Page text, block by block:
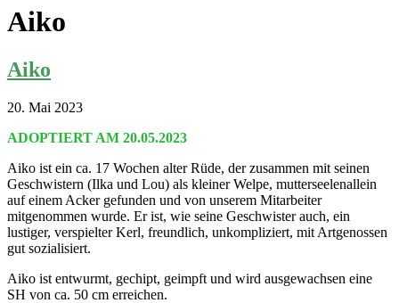
Aiko
Aiko
20. Mai 2023
ADOPTIERT AM 20.05.2023
Aiko ist ein ca. 17 Wochen alter Rüde, der zusammen mit seinen
Geschwistern (Ilka und Lou) als kleiner Welpe, mutterseelenallein
auf einem Acker gefunden und von unserem Mitarbeiter
mitgenommen wurde. Er ist, wie seine Geschwister auch, ein
lustiger, verspielter Kerl, freundlich, unkompliziert, mit Artgenossen
gut sozialisiert.
Aiko ist entwurmt, gechipt, geimpft und wird ausgewachsen eine
SH von ca. 50 cm erreichen.